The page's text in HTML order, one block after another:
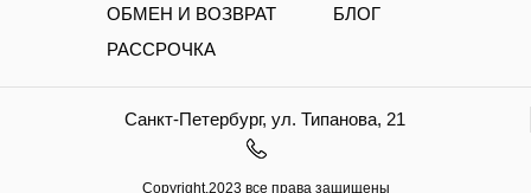
ОБМЕН И ВОЗВРАТ
РАССРОЧКА
БЛОГ
Санкт-Петербург, ул. Типанова, 21
Copyright.2023 все права защищены